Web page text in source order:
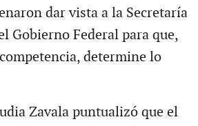
dar vista a la Secretaría
Gobierno Federal para que,
determine lo
Zavala puntualizó que el